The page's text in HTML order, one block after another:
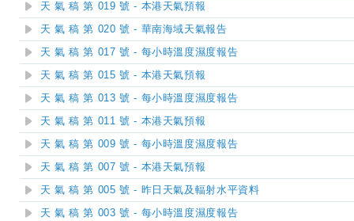
天 氣 稿 第 019 號 - 本港天氣預報
天 氣 稿 第 020 號 - 華南海域天氣報告
天 氣 稿 第 017 號 - 每小時溫度濕度報告
天 氣 稿 第 015 號 - 本港天氣預報
天 氣 稿 第 013 號 - 每小時溫度濕度報告
天 氣 稿 第 011 號 - 本港天氣預報
天 氣 稿 第 009 號 - 每小時溫度濕度報告
天 氣 稿 第 007 號 - 本港天氣預報
天 氣 稿 第 005 號 - 昨日天氣及輻射水平資料
天 氣 稿 第 003 號 - 每小時溫度濕度報告